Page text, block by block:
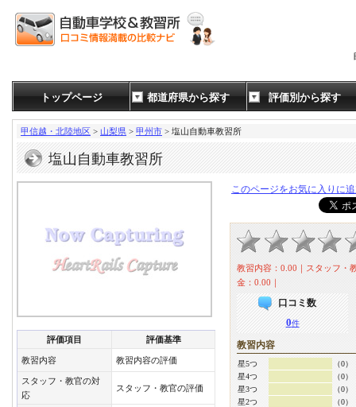
トップページ 都道府県から探す 評価別から探す
甲信越・北陸地区 > 山梨県 > 甲州市 > 塩山自動車教習所
塩山自動車教習所
評価項目 評価基準
教習内容 教習内容の評価
スタッフ・教官の対
応
スタッフ・教官の評価
このページをお気に入りに
教習内容：0.00｜スタッフ・
金：0.00｜
口コミ数
0件
教習内容
星5つ
（0）
星4つ
（0）
星3つ
（0）
星2つ
（0）